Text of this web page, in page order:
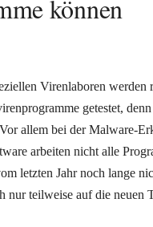
können
Virenlaboren werden
getestet,
allem bei der Malware-
arbeiten nicht alle
letzten Jahr noch lange
teilweise auf die neuen